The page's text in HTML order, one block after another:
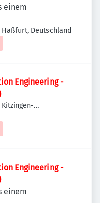
einem
Deutschland
Engineering -
Engineering -
einem